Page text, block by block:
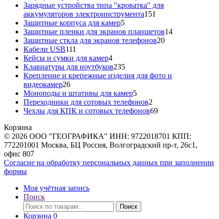
товара
Зарядные устройства типа "кроватка" для
аккумуляторов электроинструмента151
Защитные корпуса для камер55
товаров
Защитные пленки для экранов планшетов1414
Защитные сткла для экранов телефонов2020
Кабели USB111
товаров
Кейсы и сумки для камер44
товара
Клавиатуры для ноутбуков235235
товаров
Крепление и крепежные изделия для фото и
видеокамер2626
товаров
Моноподы и штативы для камер55
товаров
Переходники для сотовых телефонов2
товара
Чехлы для КПК и сотовых телефонов6969
Корзина
© 2026 ООО "ГЕОГРАФИКА" ИНН: 9722018701 КПП:
772201001 Москва, БЦ Россия, Волгоградский пр-т, 26с1,
офис 807
Согласие на обработку персональных данных при заполнении
формы
Моя учётная запись
Поиск
Искать:
Поиск
Корзина 0